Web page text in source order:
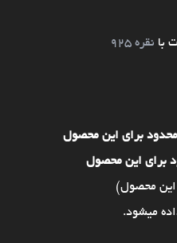
با نقره 925
برای این محصول
برای این محصول
این محصول)
میشود.